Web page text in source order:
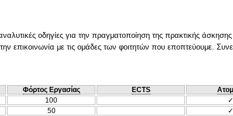
οδηγίες για την πραγματοποίηση της πρακτικής
επικοινωνία με τις ομάδες των φοιτητών που εποπτεύουμε.
Φόρτος Εργασίας ECTS
100 ✓
50
✓